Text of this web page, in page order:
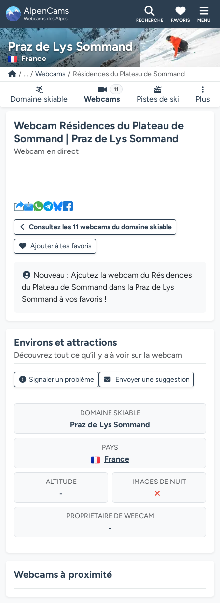
AlpenCams
Webcams des Alpes RECHERCHE FAVORIS MENU
Praz de Lys Sommand
France
... Webcams Résidences du Plateau de Sommand
Domaine skiable
11
Webcams Pistes de ski Plus
Webcam Résidences du Plateau de
Sommand | Praz de Lys Sommand
Webcam en direct
Consultez les 11 webcams du domaine skiable
Ajouter à tes favoris
Nouveau : Ajoutez la webcam du Résidences
du Plateau de Sommand dans la Praz de Lys
Sommand à vos favoris !
Environs et attractions
Découvrez tout ce qu’il y a à voir sur la webcam
Signaler un problème Envoyer une suggestion
DOMAINE SKIABLE
Praz de Lys Sommand
PAYS
France
ALTITUDE
-
IMAGES DE NUIT
PROPRIÉTAIRE DE WEBCAM
-
Webcams à proximité